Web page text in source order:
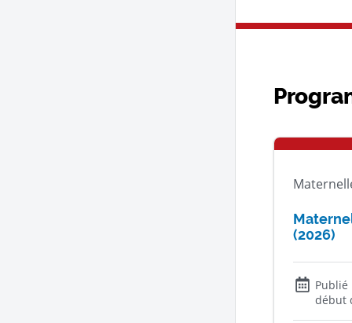
(2026)
Publié
début